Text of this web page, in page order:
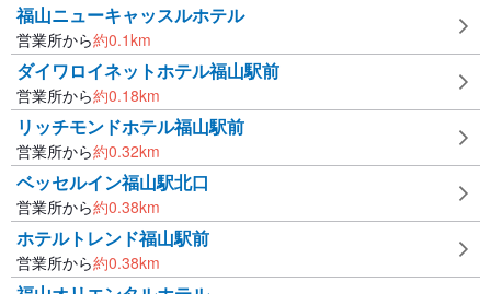
福山ニューキャッスルホテル
営業所から約0.1km
ダイワロイネットホテル福山駅前
営業所から約0.18km
リッチモンドホテル福山駅前
営業所から約0.32km
ベッセルイン福山駅北口
営業所から約0.38km
ホテルトレンド福山駅前
営業所から約0.38km